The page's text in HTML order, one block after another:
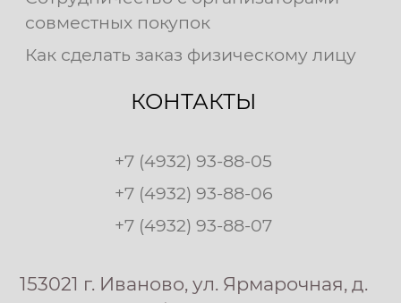
совместных покупок
Как сделать заказ физическому лицу
КОНТАКТЫ
+7 (4932) 93-88-05
+7 (4932) 93-88-06
+7 (4932) 93-88-07
153021 г. Иваново, ул. Ярмарочная, д.